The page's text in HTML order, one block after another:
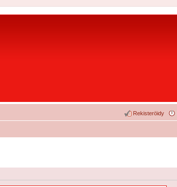
Rekisteröidy